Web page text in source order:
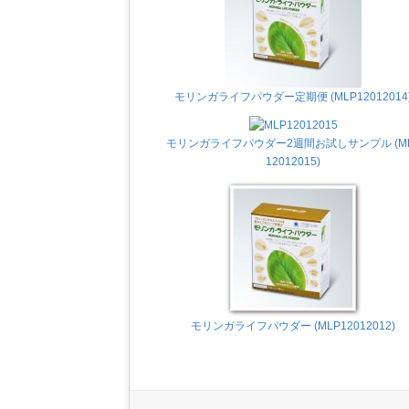
モリンガライフパウダー定期便
モリンガライフパウダー2週間お試しサンプル
12012015)
モリンガライフパウダー (MLP12012012)